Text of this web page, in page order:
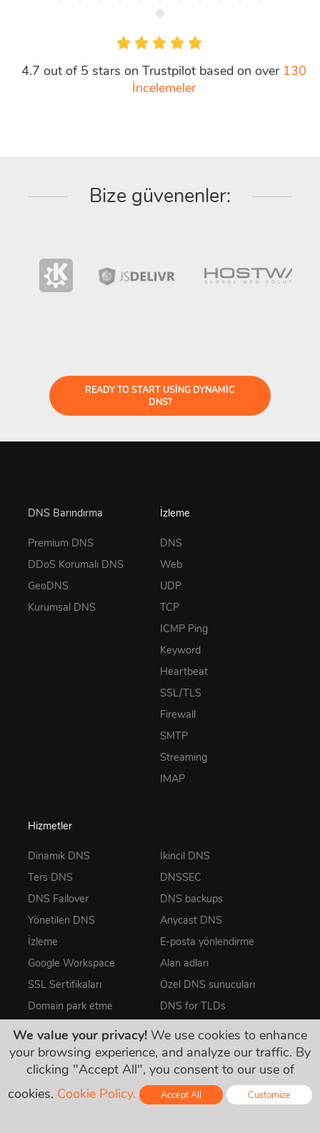
4.7 out of 5 stars on Trustpilot based on over 130
İncelemeler
Bize güvenenler:
READY TO START USING DYNAMIC
DNS?
DNS Barındırma
Premium DNS
DDoS Korumalı DNS
GeoDNS
Kurumsal DNS
İzleme
DNS
Web
UDP
TCP
ICMP Ping
Keyword
Heartbeat
SSL/TLS
Firewall
SMTP
Streaming
IMAP
Hizmetler
Dinamik DNS
Ters DNS
DNS Failover
Yönetilen DNS
İzleme
Google Workspace
SSL Sertifikaları
Domain park etme
DDoS Korumalı VPS
İkincil DNS
DNSSEC
DNS backups
Anycast DNS
E-posta yönlendirme
Alan adları
Özel DNS sunucuları
DNS for TLDs
Email Hosting
Kaynaklar
We value your privacy! We use cookies to enhance
your browsing experience, and analyze our traffic. By
clicking "Accept All", you consent to our use of
cookies. Cookie Policy. Accept All Customize